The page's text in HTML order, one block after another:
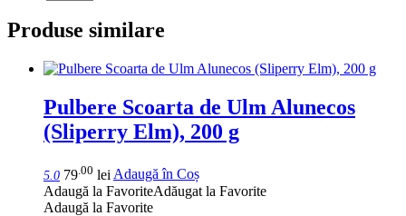
Produse similare
Pulbere Scoarta de Ulm Alunecos
(Sliperry Elm), 200 g
5.0 79 .00 lei Adaugă în Coș
Adaugă la FavoriteAdăugat la Favorite
Adaugă la Favorite